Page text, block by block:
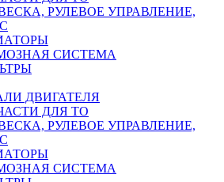
РУЛЕВОЕ УПРАВЛЕНИЕ,
СИСТЕМА
ДВИГАТЕЛЯ
ДЛЯ ТО
РУЛЕВОЕ УПРАВЛЕНИЕ,
СИСТЕМА